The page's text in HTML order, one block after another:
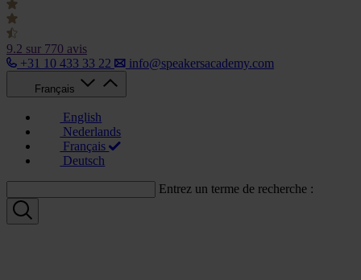
9.2 sur 770 avis
+31 10 433 33 22
info@speakersacademy.com
Français
English
Nederlands
Français
Deutsch
Entrez un terme de recherche :